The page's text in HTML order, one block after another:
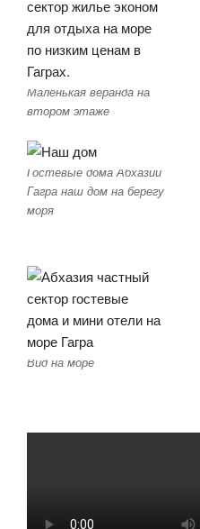
Маленькая веранда на
втором этаже
Гостевые дома Абхазии
Гагра наш дом на берегу
моря
Вид на море